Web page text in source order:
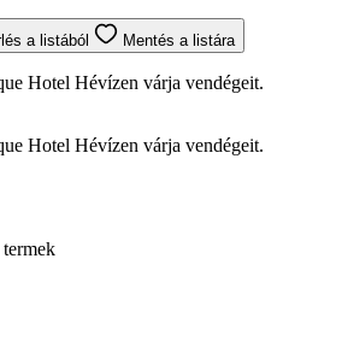
a listából Mentés a listára
Hotel Hévízen várja vendégeit.
Hotel Hévízen várja vendégeit.